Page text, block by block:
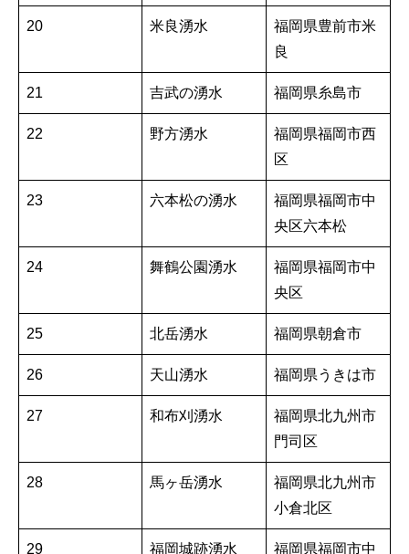
20 米良湧水
福岡県豊前市米
良
21 吉武の湧水 福岡県糸島市
22 野方湧水
福岡県福岡市西
区
23 六本松の湧水
福岡県福岡市中
央区六本松
24 舞鶴公園湧水
福岡県福岡市中
央区
25 北岳湧水 福岡県朝倉市
26 天山湧水 福岡県うきは市
27 和布刈湧水
福岡県北九州市
門司区
28 馬ヶ岳湧水
福岡県北九州市
小倉北区
29 福岡城跡湧水 福岡県福岡市中